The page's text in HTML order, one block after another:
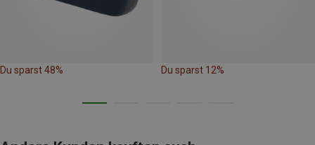
Du sparst 48% Du sparst 12%